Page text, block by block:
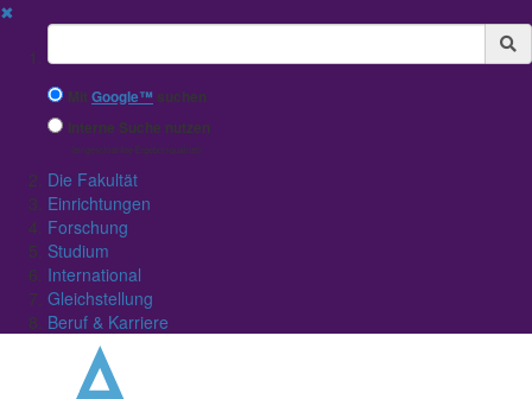
✖
Suchbegriff
MitGoogle™ suchen
Interne Suche nutzen
(eingeschränkte Ergebnisqualität)
Die Fakultät
Einrichtungen
Forschung
Studium
International
Gleichstellung
Beruf & Karriere